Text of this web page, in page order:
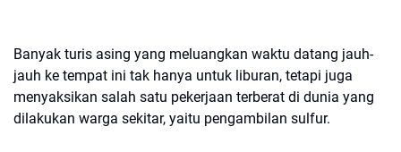
Banyak turis asing yang meluangkan waktu datang jauh-
jauh ke tempat ini tak hanya untuk liburan, tetapi juga
menyaksikan salah satu pekerjaan terberat di dunia yang
dilakukan warga sekitar, yaitu pengambilan sulfur.